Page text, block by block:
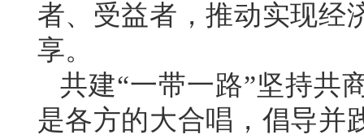
者、受益者，推动实现经
享。
共建“一带一路”坚持共
是各方的大合唱，倡导并